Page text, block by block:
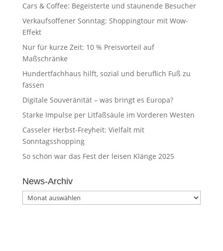
Cars & Coffee: Begeisterte und staunende Besucher
Verkaufsoffener Sonntag: Shoppingtour mit Wow-
Effekt
Nur für kurze Zeit: 10 % Preisvorteil auf
Maßschränke
Hundertfachhaus hilft, sozial und beruflich Fuß zu
fassen
Digitale Souveränität – was bringt es Europa?
Starke Impulse per Litfaßsäule im Vorderen Westen
Casseler Herbst-Freyheit: Vielfalt mit
Sonntagsshopping
So schön war das Fest der leisen Klänge 2025
News-Archiv
News-
Archiv